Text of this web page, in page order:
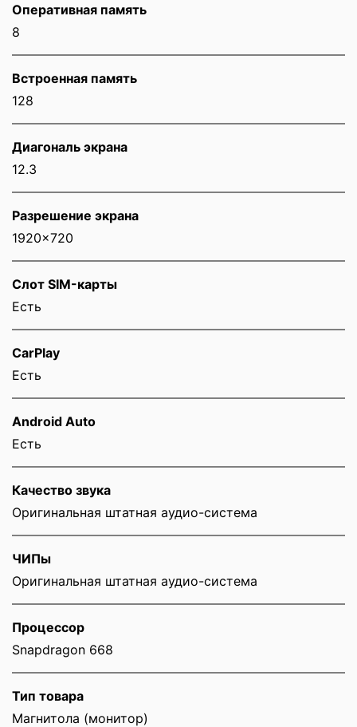
Оперативная память
8
Встроенная память
128
Диагональ экрана
12.3
Разрешение экрана
1920x720
Слот SIM-карты
Eсть
CarPlay
Есть
Android Auto
Есть
Качество звука
Оригинальная штатная аудио-система
ЧИПы
Оригинальная штатная аудио-система
Процессор
Snapdragon 668
Тип товара
Магнитола (монитор)